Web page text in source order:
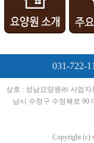
031-722-
상호 : 성남요양원㈜ 사업자
남시 수정구 수정북로 90
Copyright (c)